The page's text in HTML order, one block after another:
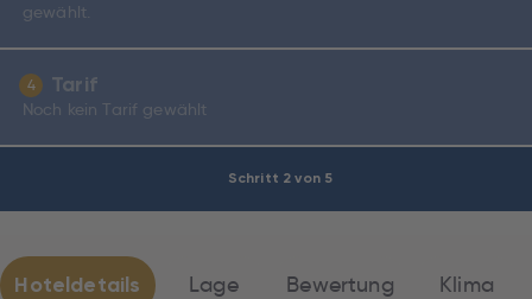
Schritt 2 von 5
gewählt.
4 Tarif
Noch kein Tarif gewählt
Hoteldetails Lage Bewertung Klima